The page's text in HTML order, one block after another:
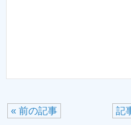
記
« 前の記事